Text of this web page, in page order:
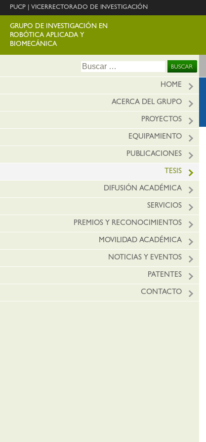
PUCP VICERRECTORADO DE INVESTIGACIÓN
GRUPO DE INVESTIGACIÓN EN
ROBÓTICA APLICADA Y
BIOMECÁNICA
Buscar:
HOME
ACERCA DEL GRUPO
PROYECTOS
EQUIPAMIENTO
PUBLICACIONES
TESIS
DIFUSIÓN ACADÉMICA
SERVICIOS
PREMIOS Y RECONOCIMIENTOS
MOVILIDAD ACADÉMICA
NOTICIAS Y EVENTOS
PATENTES
CONTACTO